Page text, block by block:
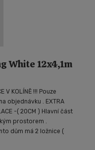
White 12x4,1m
V KOLÍNĚ !!! Pouze
objednávku . EXTRA
-( 20CM ) Hlavní část
prostorem .
dům má 2 ložnice (